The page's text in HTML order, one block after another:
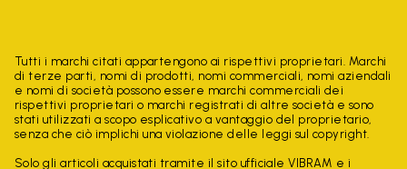
Tutti i marchi citati appartengono ai rispettivi proprietari. Marchi
di terze parti, nomi di prodotti, nomi commerciali, nomi aziendali
e nomi di società possono essere marchi commerciali dei
rispettivi proprietari o marchi registrati di altre società e sono
stati utilizzati a scopo esplicativo a vantaggio del proprietario,
senza che ciò implichi una violazione delle leggi sul copyright.
Solo gli articoli acquistati tramite il sito ufficiale VIBRAM e i